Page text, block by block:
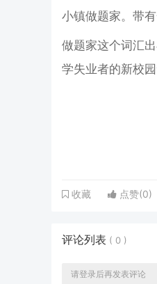
小镇做题家。带有
做题家这个词汇
学失业者的新校
收藏 点赞(0)
评论列表 ( 0 )